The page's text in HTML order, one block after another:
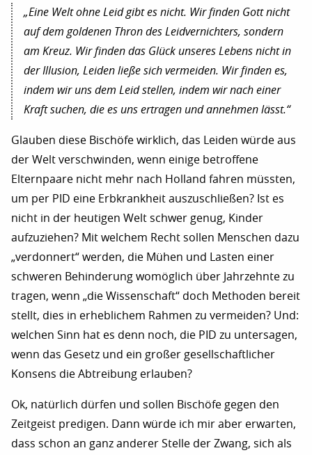
„Eine Welt ohne Leid gibt es nicht. Wir finden Gott nicht
auf dem goldenen Thron des Leidvernichters, sondern
am Kreuz. Wir finden das Glück unseres Lebens nicht in
der Illusion, Leiden ließe sich vermeiden. Wir finden es,
indem wir uns dem Leid stellen, indem wir nach einer
Kraft suchen, die es uns ertragen und annehmen lässt.“
Glauben diese Bischöfe wirklich, das Leiden würde aus
der Welt verschwinden, wenn einige betroffene
Elternpaare nicht mehr nach Holland fahren müssten,
um per PID eine Erbkrankheit auszuschließen? Ist es
nicht in der heutigen Welt schwer genug, Kinder
aufzuziehen? Mit welchem Recht sollen Menschen dazu
„verdonnert“ werden, die Mühen und Lasten einer
schweren Behinderung womöglich über Jahrzehnte zu
tragen, wenn „die Wissenschaft“ doch Methoden bereit
stellt, dies in erheblichem Rahmen zu vermeiden? Und:
welchen Sinn hat es denn noch, die PID zu untersagen,
wenn das Gesetz und ein großer gesellschaftlicher
Konsens die Abtreibung erlauben?
Ok, natürlich dürfen und sollen Bischöfe gegen den
Zeitgeist predigen. Dann würde ich mir aber erwarten,
dass schon an ganz anderer Stelle der Zwang, sich als